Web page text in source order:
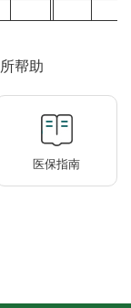
帮助
医保指南